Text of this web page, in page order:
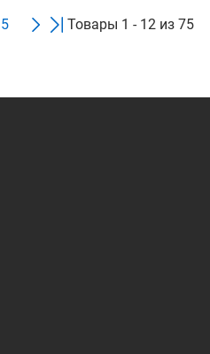
5 Товары 1 - 12 из 75